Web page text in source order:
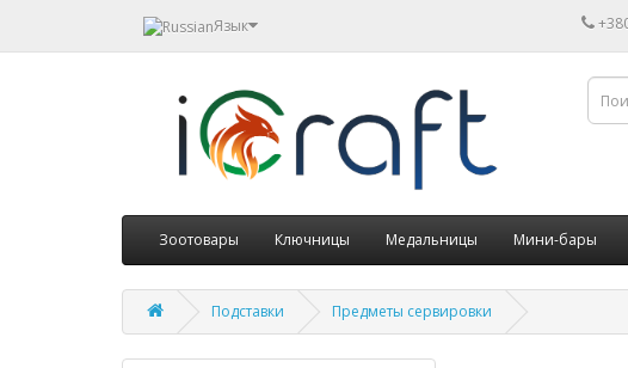
Язык
Зоотовары Ключницы Медальницы Мини-бары
Подставки Предметы сервировки